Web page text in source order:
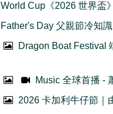
World Cup《2026 世界盃
Father's Day 父親節冷知識
Dragon Boat Festival
Music 全球首播 -
2026 卡加利牛仔節｜